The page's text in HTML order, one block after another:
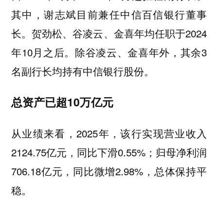
其中，谢志斌目前兼任中信百信银行董事
长。贺劲松、谷凌云、金喜年均任职于2024
年10月之后。除谷凌云、金喜年外，其余3
名副行长均持有中信银行股份。
总资产已超10万亿元
从业绩来看，2025年，该行实现营业收入
2124.75亿元，同比下滑0.55%；归母净利润
706.18亿元，同比微增2.98%，总体保持平
稳。